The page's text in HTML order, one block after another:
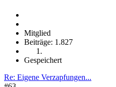
Mitglied
Beiträge: 1.827
Gespeichert
Re: Eigene Verzapfungen...